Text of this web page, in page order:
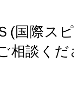
(国際ス
相談くだ